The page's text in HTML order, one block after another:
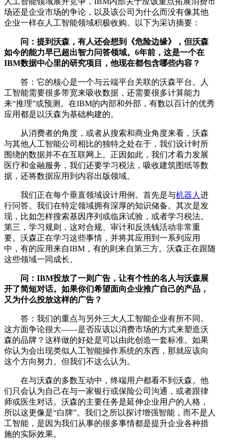
场还是企业市场的争论，以及该公司为什么而没有像其他
企业一样在人工智能领域积极收购。以下为采访摘要：
问：提到沃森，有人还会想到《危险边缘》，但沃森
如今的能力早已超出智力问答领域。6年前，这是一个在
IBM数据中心里的研究项目，他现在都包含哪些内容？
答：它的核心是一个与云端平台关联的沃森平台。人
工智能需要很多带宽来吸收数据，还需要很多计算能力
来“推理”或预测。在IBM的内部和外部，有数以百计的优秀
应用都是以沃森为基础构建的。
从消费者的角度，或者从搜索和商业角度来看，沃森
与其他人工智能公司相比的独特之处在于，我们设计时所
围绕的数据并不在互联网上。正因如此，我们才着力发展
医疗和金融服务，我们还要学习税法，吸收建筑图纸等数
据，还将数据应用到内容出版领域。
我们正在每个垂直领域设计用例。首先是与机器人 进
行问答。我们在特定领域拥有深厚的知识储备。其次是发
现，比如怎样搜索基因序列或临床试验，或者学习税法。
第三，学习规则，这对合规、审计和反洗钱活动非常重
要。沃森正在学习这些事情，并将其应用到一系列应用
中，有的应用来自IBM，有的则来自第三方。沃森正在跟随
这些领域一同成长。
问：IBM投放了一则广告，让有个性的名人与沃森展
开了简短对话。如果你们希望面向企业推广自己的产品，
又为什么投放这样的广告？
答：我们的重点与另外三大人工智能企业有所不同。
这方面争论很大——是否应该以消费市场的方式来塑造沃
森的品牌？这样做的好处是可以由此创造一套标准。如果
你认为会出现类似人工智能操作系统的东西，那就应该向
这个方向努力。但我们不这么认为。
在与沃森的多数互动中，终端用户都看不到沃森。他
们只会认为自己在与一家银行或保险公司沟通，或者跟律
师或医生对话。沃森的主要任务是延伸企业用户的人格，
所以这更像是“白牌”。我们之所以探讨增强智能，而不是人
工智能，是因为我们从事的很多事情都是提升企业各种措
施的实际效果。